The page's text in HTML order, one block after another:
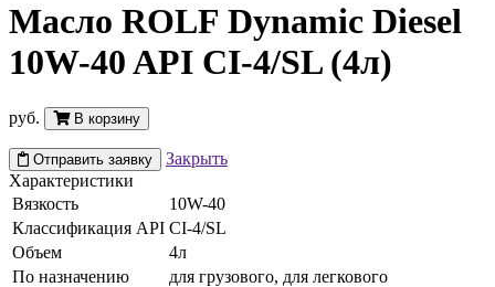
Масло ROLF Dynamic Diesel
10W-40 API CI-4/SL (4л)
руб. В корзину
Отправить заявку
Закрыть
Характеристики
Вязкость
10W-40
Классификация API CI-4/SL
Объем
4л
По назначению
для грузового, для легкового